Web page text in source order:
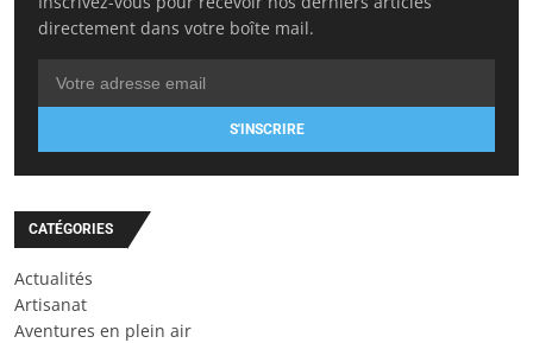
directement dans votre boîte mail.
S'INSCRIRE
CATÉGORIES
Actualités
Artisanat
Aventures en plein air